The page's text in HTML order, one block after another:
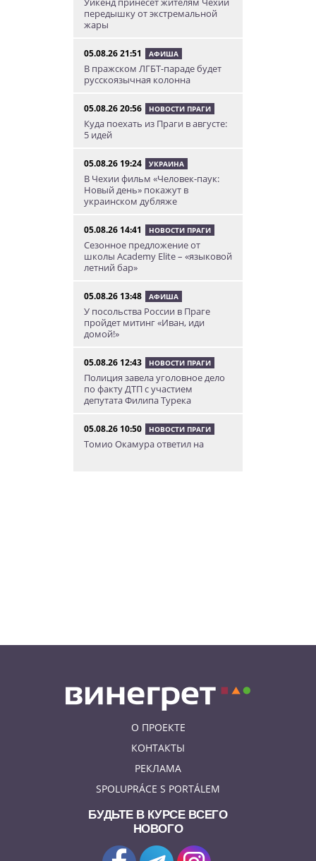
передышку от экстремальной
жары
05.08.26 21:51 АФИША
В пражском ЛГБТ-параде будет
русскоязычная колонна
05.08.26 20:56 НОВОСТИ ПРАГИ
Куда поехать из Праги в августе:
5 идей
05.08.26 19:24 УКРАИНА
В Чехии фильм «Человек-паук:
Новый день» покажут в
украинском дубляже
05.08.26 14:41 НОВОСТИ ПРАГИ
Сезонное предложение от
школы Academy Elite – «языковой
летний бар»
05.08.26 13:48 АФИША
У посольства России в Праге
пройдет митинг «Иван, иди
домой!»
05.08.26 12:43 НОВОСТИ ПРАГИ
Полиция завела уголовное дело
по факту ДТП с участием
депутата Филипа Турека
05.08.26 10:50 НОВОСТИ ПРАГИ
Томио Окамура ответил на
О ПРОЕКТЕ
КОНТАКТЫ
РЕКЛАМА
SPOLUPRÁCE S PORTÁLEM
БУДЬТЕ В КУРСЕ ВСЕГО
НОВОГО